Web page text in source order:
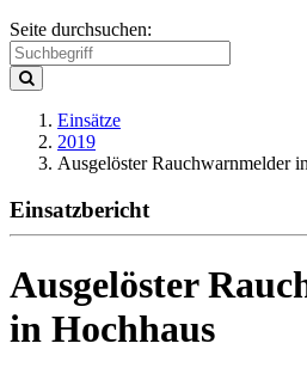
Seite durchsuchen:
Einsätze
2019
Ausgelöster Rauchwarnmelder
Einsatzbericht
Ausgelöster
in Hochhaus